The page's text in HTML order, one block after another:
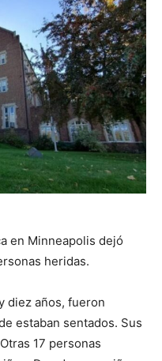
en Minneapolis dejó
heridas.
diez años, fueron
estaban sentados. Sus
17 personas